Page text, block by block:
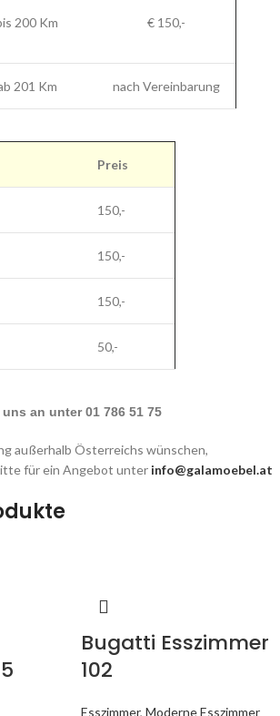
200 Km € 150,-
201 Km nach Vereinbarung
Preis
150,-
150,-
150,-
50,-
an unter 01 786 51 75
außerhalb Österreichs wünschen,
für ein Angebot unter info@galamoebel.at
Bugatti Esszimmer
102
Esszimmer, Moderne Esszimmer